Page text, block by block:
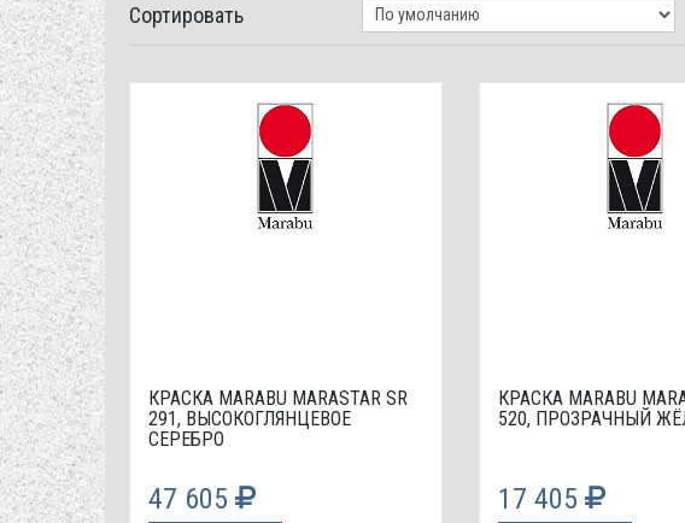
Сортировать
КРАСКА МАRABU MARASTAR SR
291, ВЫСОКОГЛЯНЦЕВОЕ
СЕРЕБРО
47 605
КРАСКА МАRABU
520, ПРОЗРАЧНЫЙ
17 405